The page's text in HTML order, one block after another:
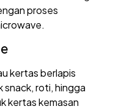
proses
kertas berlapis
roti, hingga
kertas kemasan